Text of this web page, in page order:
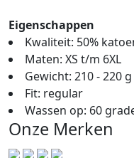
Eigenschappen
Kwaliteit: 50%
Maten: XS t/m 6XL
Gewicht: 210 - 220 g
Fit: regular
Wassen op: 60
Onze Merken